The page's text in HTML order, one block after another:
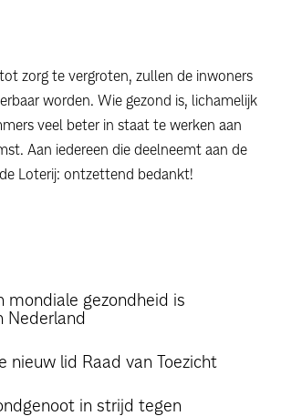
zorg te vergroten, zullen de inwoners
worden. Wie gezond is, lichamelijk
veel beter in staat te werken aan
Aan iedereen die deelneemt aan de
Loterij: ontzettend bedankt!
mondiale gezondheid is
Nederland
nieuw lid Raad van Toezicht
in strijd tegen